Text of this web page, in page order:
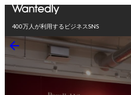
400万人が利用するビジネスSNS